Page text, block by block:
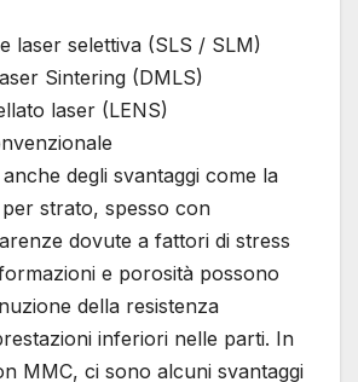
laser selettiva (SLS / SLM)
Sintering (DMLS)
laser (LENS)
degli svantaggi come la
strato, spesso con
dovute a fattori di stress
e porosità possono
della resistenza
inferiori nelle parti. In
MMC, ci sono alcuni svantaggi